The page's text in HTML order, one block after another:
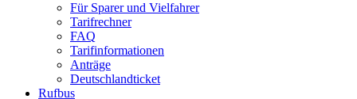
Für Sparer und Vielfahrer
Tarifrechner
FAQ
Tarifinformationen
Anträge
Deutschlandticket
Rufbus